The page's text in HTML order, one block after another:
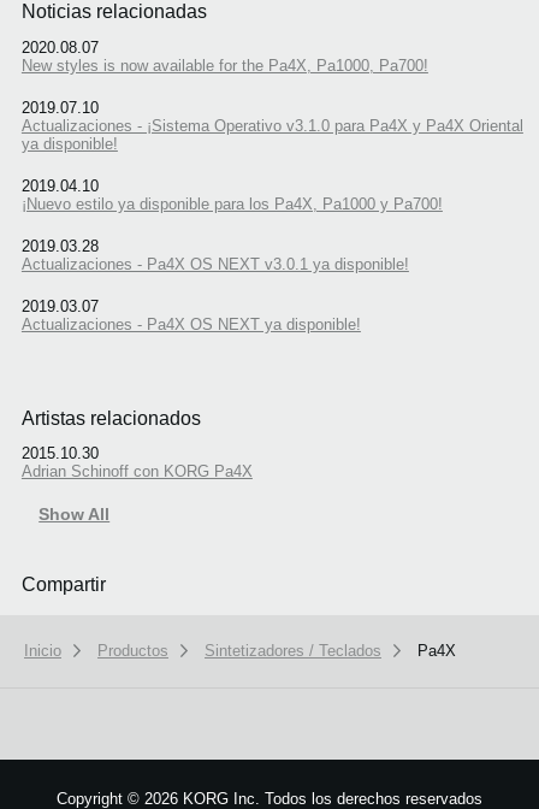
Noticias relacionadas
2020.08.07
New styles is now available for the Pa4X, Pa1000, Pa700!
2019.07.10
Actualizaciones - ¡Sistema Operativo v3.1.0 para Pa4X y Pa4X Oriental
ya disponible!
2019.04.10
¡Nuevo estilo ya disponible para los Pa4X, Pa1000 y Pa700!
2019.03.28
Actualizaciones - Pa4X OS NEXT v3.0.1 ya disponible!
2019.03.07
Actualizaciones - Pa4X OS NEXT ya disponible!
Artistas relacionados
2015.10.30
Adrian Schinoff con KORG Pa4X
Show All
Compartir
Inicio Productos Sintetizadores / Teclados Pa4X
Copyright © 2026 KORG Inc. Todos los derechos reservados